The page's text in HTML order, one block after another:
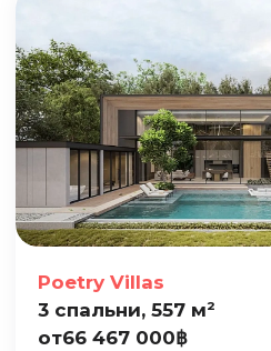
Poetry Villas
3 спальни, 557 м²
от66 467 000฿